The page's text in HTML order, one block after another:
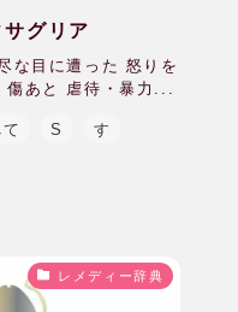
グリア
な目に遭った 怒りを
あと 虐待・暴力...
S す
レメディー辞典